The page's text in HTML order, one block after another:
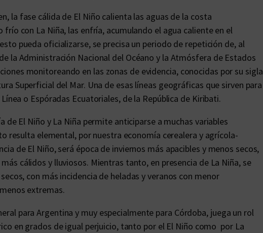
la fase cálida de El Niño calienta las aguas de la costa
frío con La Niña, las enfría, acumulando el agua caliente en el
pueda oficializarse, se precisa un periodo de repetición de, al
la Administración Nacional del Océano y la Atmósfera de Estados
monitoreando en las zonas de evidencia, conocidas por su sigla
Superficial del Mar. Una de esas líneas geográficas que sirven para
o Espóradas Ecuatoriales, de la República de Kiribati.
de El Niño y La Niña permite anticiparse a muchas variables
resulta elemental, por nuestra economía cerealera y agrícola-
de El Niño, será época de inviernos más apacibles y menos secos,
cálidos y lluviosos. Mientras tanto, en presencia de La Niña, se
con más incidencia de heladas y veranos con menor
extremas.
para Argentina y muy especialmente para Córdoba, juega un rol
en grados de igual perjuicio, tanto por el El Niño como por La